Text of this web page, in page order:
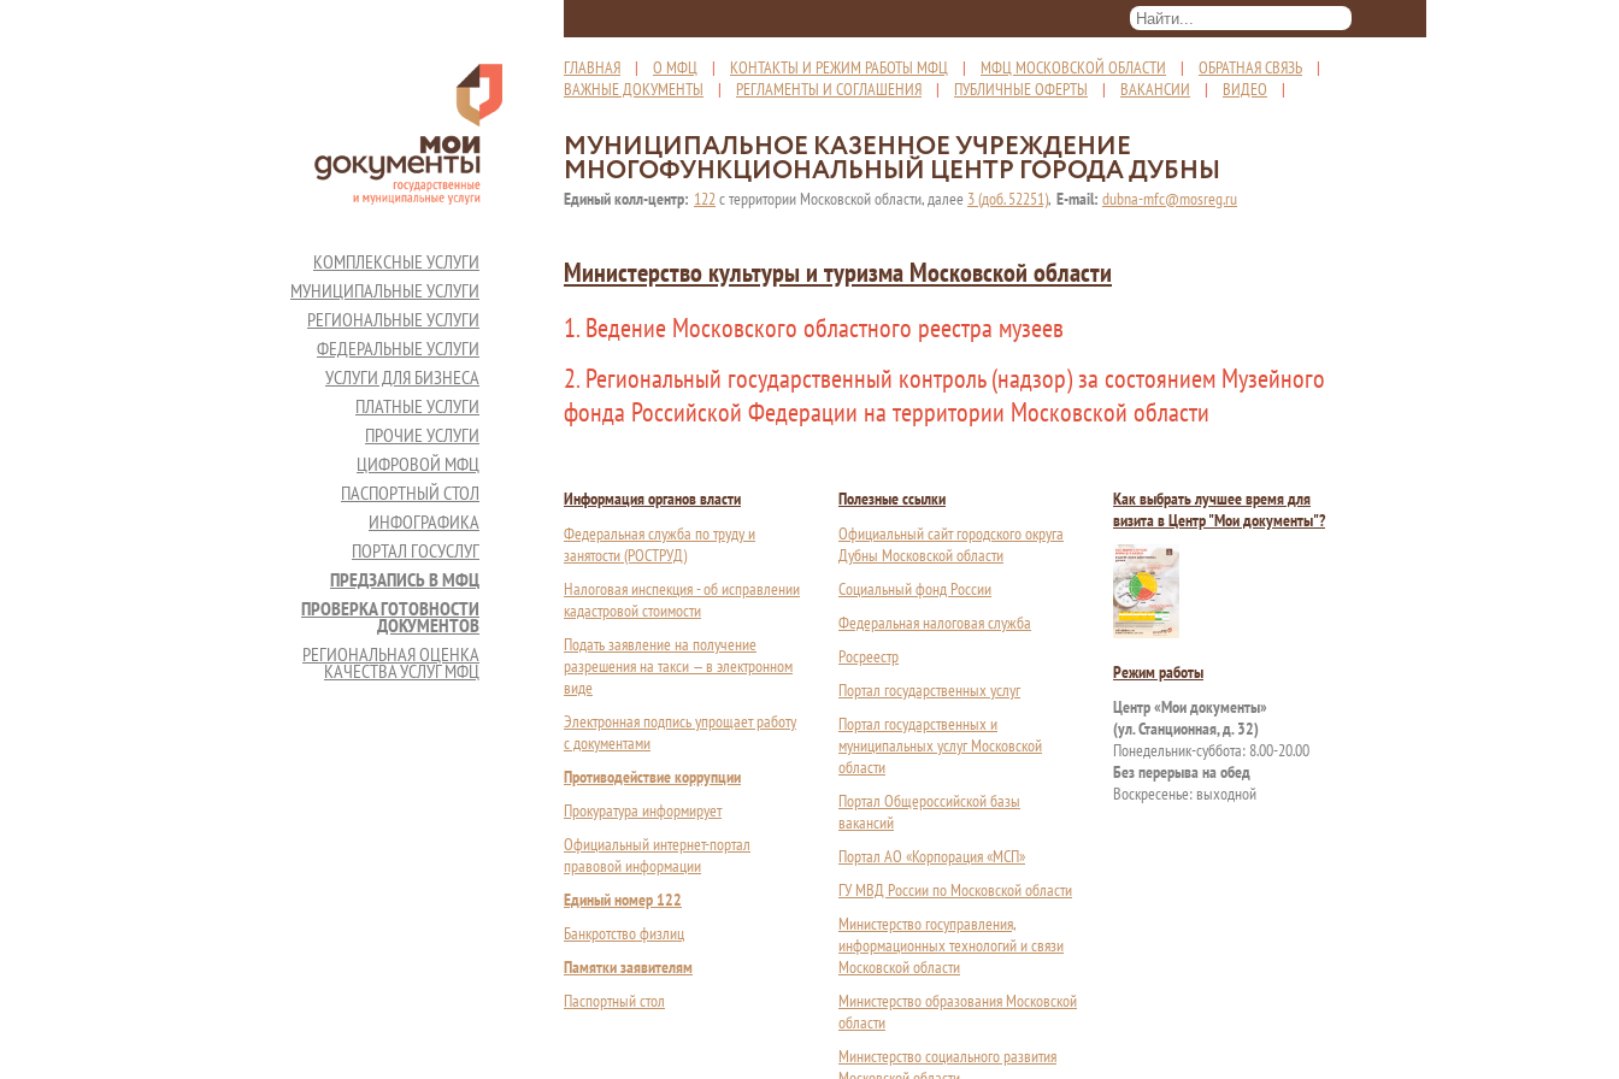
ГЛАВНАЯ | О МФЦ | КОНТАКТЫ И РЕЖИМ РАБОТЫ МФЦ | МФЦ МОСКОВСКОЙ ОБЛАСТИ | ОБРАТНАЯ СВЯЗЬ |
ВАЖНЫЕ ДОКУМЕНТЫ | РЕГЛАМЕНТЫ И СОГЛАШЕНИЯ | ПУБЛИЧНЫЕ ОФЕРТЫ | ВАКАНСИИ | ВИДЕО |
МУНИЦИПАЛЬНОЕ КАЗЕННОЕ УЧРЕЖДЕНИЕ
МНОГОФУНКЦИОНАЛЬНЫЙ ЦЕНТР ГОРОДА ДУБНЫ
Единый колл-центр: 122с территории Московской области, далее 3 (доб. 52251), E-mail: dubna-mfc@mosreg.ru
КОМПЛЕКСНЫЕ УСЛУГИ
МУНИЦИПАЛЬНЫЕ УСЛУГИ
РЕГИОНАЛЬНЫЕ УСЛУГИ
ФЕДЕРАЛЬНЫЕ УСЛУГИ
УСЛУГИ ДЛЯ БИЗНЕСА
ПЛАТНЫЕ УСЛУГИ
ПРОЧИЕ УСЛУГИ
ЦИФРОВОЙ МФЦ
ПАСПОРТНЫЙ СТОЛ
ИНФОГРАФИКА
ПОРТАЛ ГОСУСЛУГ
ПРЕДЗАПИСЬ В МФЦ
ПРОВЕРКА ГОТОВНОСТИ
ДОКУМЕНТОВ
РЕГИОНАЛЬНАЯ ОЦЕНКА
КАЧЕСТВА УСЛУГ МФЦ
Министерство культуры и туризма Московской области
1. Ведение Московского областного реестра музеев
2. Региональный государственный контроль (надзор) за состоянием Музейного
фонда Российской Федерации на территории Московской области
Информация органов власти
Федеральная служба по труду и
занятости (РОСТРУД)
Налоговая инспекция - об исправлении
кадастровой стоимости
Подать заявление на получение
разрешения на такси — в электронном
виде
Электронная подпись упрощает работу
с документами
Противодействие коррупции
Прокуратура информирует
Официальный интернет-портал
правовой информации
Единый номер 122
Банкротство физлиц
Памятки заявителям
Паспортный стол
Полезные ссылки
Официальный сайт городского округа
Дубны Московской области
Социальный фонд России
Федеральная налоговая служба
Росреестр
Портал государственных услуг
Портал государственных и
муниципальных услуг Московской
области
Портал Общероссийской базы
вакансий
Портал АО «Корпорация «МСП»
ГУ МВД России по Московской области
Министерство госуправления,
информационных технологий и связи
Московской области
Министерство образования Московской
области
Министерство социального развития
Как выбрать лучшее время для
визита в Центр "Мои документы"?
Режим работы
Центр «Мои документы»
(ул. Станционная, д. 32)
Понедельник-суббота: 8.00-20.00
Без перерыва на обед
Воскресенье: выходной